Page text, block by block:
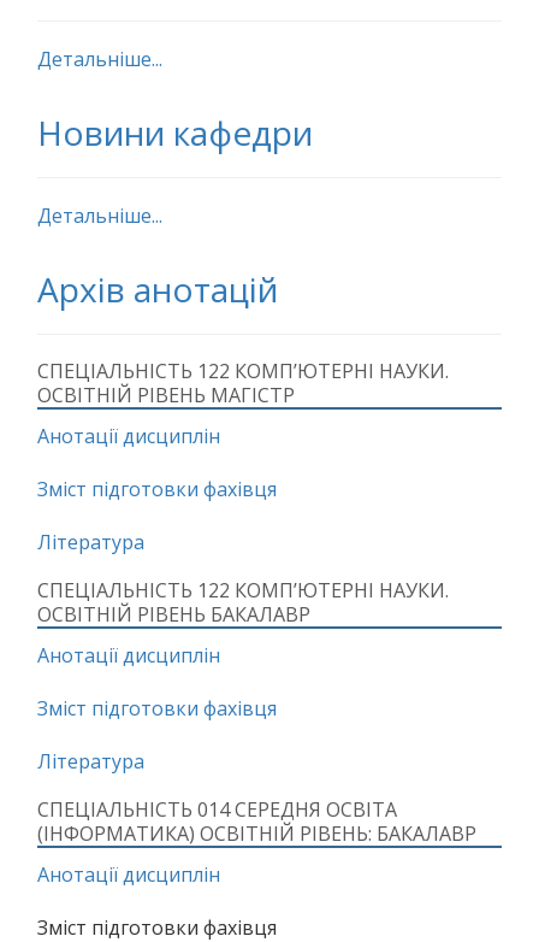
Детальніше...
Новини кафедри
Детальніше...
Архів анотацій
СПЕЦІАЛЬНІСТЬ 122 КОМП’ЮТЕРНІ НАУКИ.
ОСВІТНІЙ РІВЕНЬ МАГІСТР
Анотації дисциплін
Зміст підготовки фахівця
Література
СПЕЦІАЛЬНІСТЬ 122 КОМП’ЮТЕРНІ НАУКИ.
ОСВІТНІЙ РІВЕНЬ БАКАЛАВР
Анотації дисциплін
Зміст підготовки фахівця
Література
СПЕЦІАЛЬНІСТЬ 014 СЕРЕДНЯ ОСВІТА
(ІНФОРМАТИКА) ОСВІТНІЙ РІВЕНЬ: БАКАЛАВР
Анотації дисциплін
Зміст підготовки фахівця